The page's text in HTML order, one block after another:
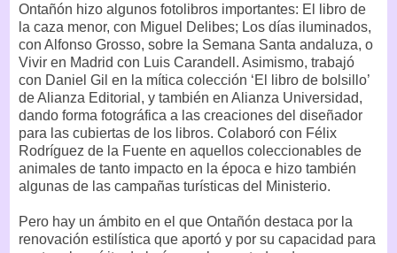
Ontañón hizo algunos fotolibros importantes: El libro de
la caza menor, con Miguel Delibes; Los días iluminados,
con Alfonso Grosso, sobre la Semana Santa andaluza, o
Vivir en Madrid con Luis Carandell. Asimismo, trabajó
con Daniel Gil en la mítica colección ‘El libro de bolsillo’
de Alianza Editorial, y también en Alianza Universidad,
dando forma fotográfica a las creaciones del diseñador
para las cubiertas de los libros. Colaboró con Félix
Rodríguez de la Fuente en aquellos coleccionables de
animales de tanto impacto en la época e hizo también
algunas de las campañas turísticas del Ministerio.
Pero hay un ámbito en el que Ontañón destaca por la
renovación estilística que aportó y por su capacidad para